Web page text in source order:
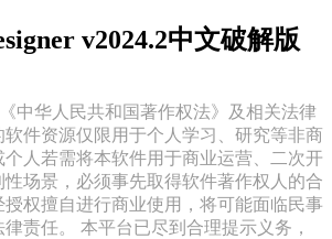
v2024.2中文破解版
中华人民共和国著作权法》及相关法律
件资源仅限用于个人学习、研究等非商
人若需将本软件用于商业运营、二次开
场景，必须事先取得软件著作权人的合
权擅自进行商业使用，将可能面临民事
责任。 本平台已尽到合理提示义务，